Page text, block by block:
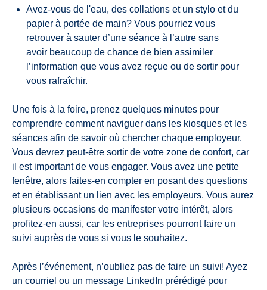
Avez-vous de l'eau, des collations et un stylo et du
papier à portée de main? Vous pourriez vous
retrouver à sauter d’une séance à l’autre sans
avoir beaucoup de chance de bien assimiler
l’information que vous avez reçue ou de sortir pour
vous rafraîchir.
Une fois à la foire, prenez quelques minutes pour
comprendre comment naviguer dans les kiosques et les
séances afin de savoir où chercher chaque employeur.
Vous devrez peut-être sortir de votre zone de confort, car
il est important de vous engager. Vous avez une petite
fenêtre, alors faites-en compter en posant des questions
et en établissant un lien avec les employeurs. Vous aurez
plusieurs occasions de manifester votre intérêt, alors
profitez-en aussi, car les entreprises pourront faire un
suivi auprès de vous si vous le souhaitez.
Après l’événement, n’oubliez pas de faire un suivi! Ayez
un courriel ou un message LinkedIn prérédigé pour